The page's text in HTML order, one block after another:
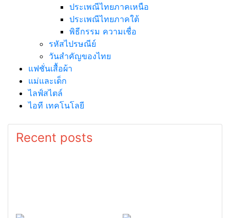
ประเพณีไทยภาคเหนือ
ประเพณีไทยภาคใต้
พิธีกรรม ความเชื่อ
รหัสไปรษณีย์
วันสำคัญของไทย
แฟชั่นเสื้อผ้า
แม่และเด็ก
ไลฟ์สไตล์
ไอที เทคโนโลยี
Recent posts